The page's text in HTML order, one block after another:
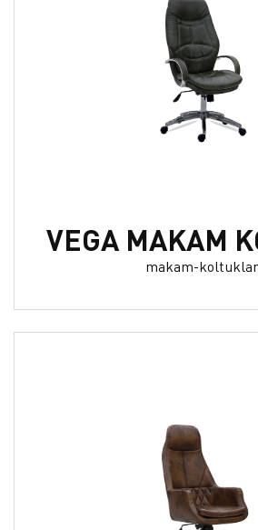
VEGA MAKAM
makam-